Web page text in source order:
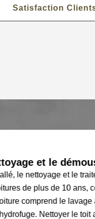
Satisfaction
et le
et le
plus de 10 ans, cela se
le lavage à
Nettoyer le toit au